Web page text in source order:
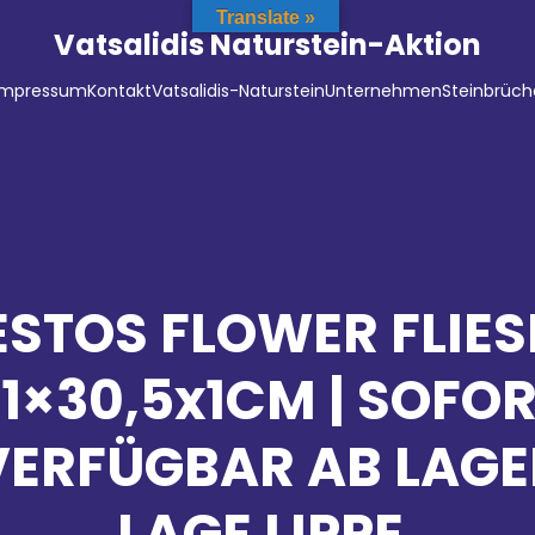
Vatsalidis Naturstein-Aktion
KontaktVatsalidis-NatursteinUnternehmen
FLOWER
|
AB
Translate »